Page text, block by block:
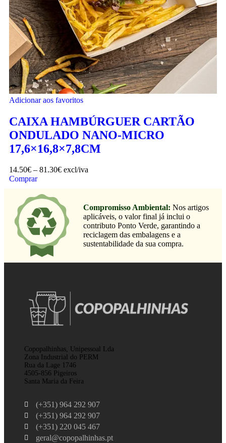
Adicionar aos favoritos
CAIXA HAMBÚRGUER CARTÃO
ONDULADO NANO-MICRO
17,6×16,8×7,8CM
14.50€ – 81.30€ excl/iva
Comprar
Compromisso Ambiental: Nos artigos
aplicáveis, o valor final já inclui o
contributo Ponto Verde, garantindo a
reciclagem das embalagens e a
sustentabilidade da sua compra.
Copopalhinhas, Unipessoal Lda
Zona Industrial do PERM
Rua da Lage 1746
4505-856 Pigeiros
Santa Maria da Feira
(+351) 964 292 907
(+351) 964 292 907
(+351) 220 045 467
geral@copopalhinhas.pt